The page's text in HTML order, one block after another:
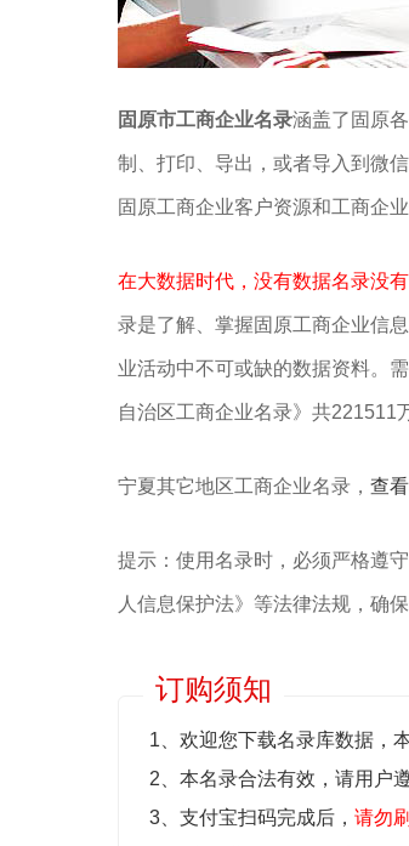
固原市工商企业名录涵盖了固原
制、打印、导出，或者导入到微
固原工商企业客户资源和工商企业
在大数据时代，没有数据名录没
录是了解、掌握固原工商企业信
业活动中不可或缺的数据资料。
自治区工商企业名录》共221511
宁夏其它地区工商企业名录， 查
提示：使用名录时，必须严格遵
人信息保护法》等‌法律法规，确
订购须知
1、欢迎您下载名录库数据，
2、本名录合法有效，请用户
3、支付宝扫码完成后， 请勿